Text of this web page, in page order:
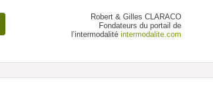
Robert & Gilles CLARACO
Fondateurs du portail de
l’intermodalité intermodalite.com